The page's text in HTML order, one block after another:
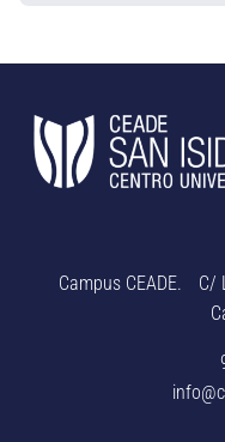
Campus CEADE. C/